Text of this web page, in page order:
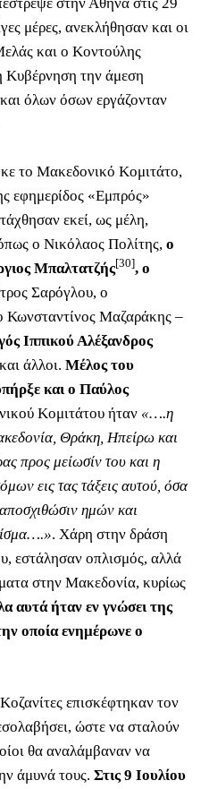
μέρες, ανεκλήθησαν και οι
και ο Κοντούλης
Κυβέρνηση την άμεση
όλων όσων εργάζονταν
το Μακεδονικό Κομιτάτο,
εφημερίδος «Εμπρός»
εκεί, ως μέλη,
ο Νικόλαος Πολίτης, ο
Μπαλτατζής[30], ο
Σαρόγλου, ο
Κωνσταντίνος Μαζαράκης –
Ιππικού Αλέξανδρος
και άλλοι. Μέλος του
και ο Παύλος
Κομιτάτου ήταν «….η
Θράκη, Ηπείρω και
προς μείωσίν του και η
εις τας τάξεις αυτού, όσα
ημών και
. Χάρη στην δράση
εστάλησαν οπλισμός, αλλά
στην Μακεδονία, κυρίως
αυτά ήταν εν γνώσει της
οποία ενημέρωνε ο
επισκέφτηκαν τον
ώστε να σταλούν
θα αναλάμβαναν να
άμυνά τους. Στις 9 Ιουλίου